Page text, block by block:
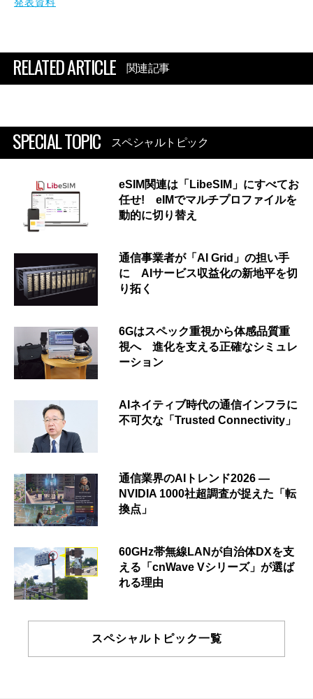
RELATED ARTICLE 関連記事
SPECIAL TOPIC スペシャルトピック
eSIM関連は「LibeSIM」にすべてお
任せ! eIMでマルチプロファイルを
動的に切り替え
通信事業者が「AI Grid」の担い手
に AIサービス収益化の新地平を切
り拓く
6Gはスペック重視から体感品質重
視へ 進化を支える正確なシミュレ
ーション
AIネイティブ時代の通信インフラに
不可欠な「Trusted Connectivity」
通信業界のAIトレンド2026 ―
NVIDIA 1000社超調査が捉えた「転
換点」
60GHz帯無線LANが自治体DXを支
える「cnWave Vシリーズ」が選ば
れる理由
スペシャルトピック一覧